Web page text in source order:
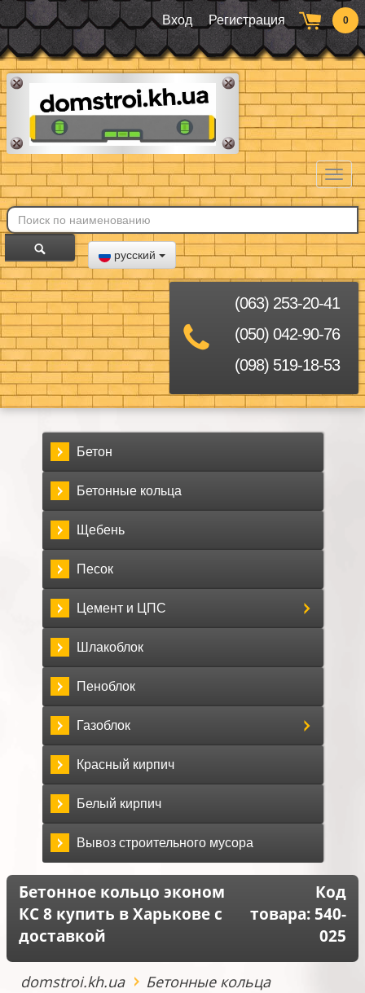
Вход Регистрация 0
русский
(063) 253-20-41
(050) 042-90-76
(098) 519-18-53
Бетон
Бетонные кольца
Щебень
Песок
Цемент и ЦПС
Шлакоблок
Пеноблок
Газоблок
Красный кирпич
Белый кирпич
Вывоз строительного мусора
Бетонное кольцо эконом
КС 8 купить в Харькове с
доставкой
Код
товара: 540-
025
domstroi.kh.ua
Бетонные кольца